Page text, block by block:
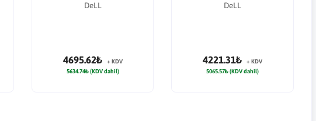
DeLL
4695.62₺
+ KDV
5634.74₺ (KDV dahil)
DeLL
4221.31₺
+ KDV
5065.57₺ (KDV dahil)